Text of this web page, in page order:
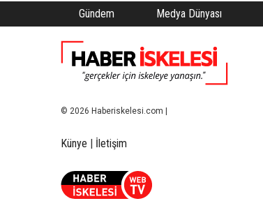
Gündem Medya Dünyası
© 2026 Haberiskelesi.com |
Künye | İletişim